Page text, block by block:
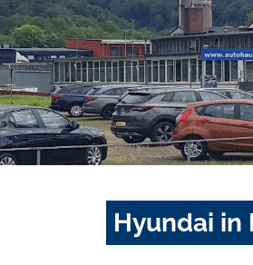
Hyundai